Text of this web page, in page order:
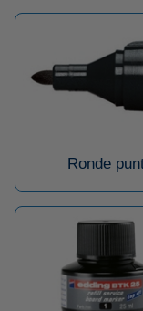
Ronde